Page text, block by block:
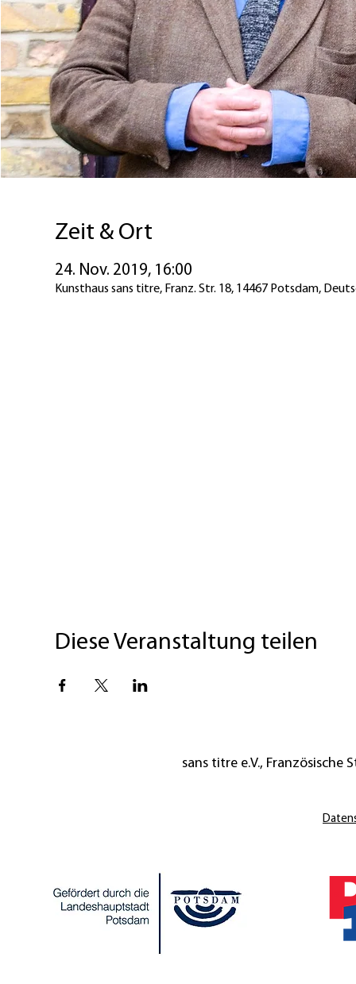
Zeit & Ort
24. Nov. 2019, 16:00
Kunsthaus sans titre, Franz. Str. 18, 14467 Potsdam,
Diese Veranstaltung teilen
sans titre e.V., Französische